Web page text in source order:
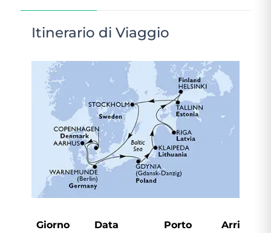
Itinerario di Viaggio
Giorno Data Porto Arrivo